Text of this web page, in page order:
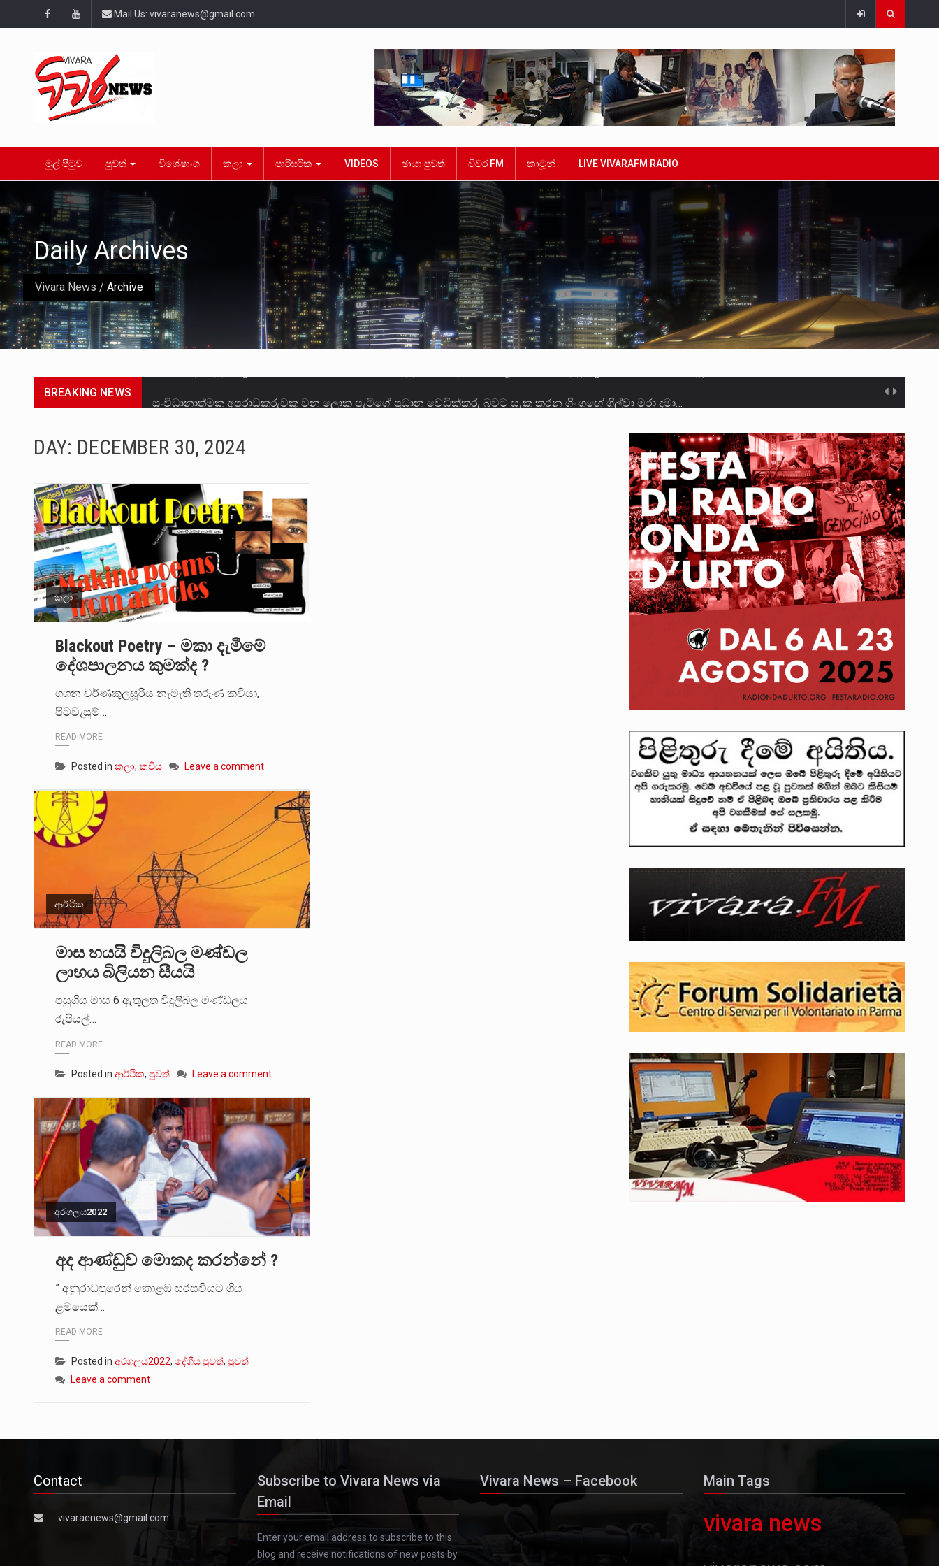
Mail Us: vivaranews@gmail.com
මුල් පිටුව පුවත් විශේෂාංග කලා පාරිසරික VIDEOS ඡායා පුවත් විවර FM කාටූන් LIVE VIVARAFM RADIO
Vivara News / Archive
Daily Archives
BREAKING NEWS
බන්ධනාගාර රැදවියන් 1,021 දෙනෙකු ඉකුත් වසර පහක කාලය තුලදී (2020 ජනවාරි 01 සිට 2025 දෙසැම්බර්…
මහර බන්ධනාගාරයේ අද ඇතිවූ සිද්ධියෙන් තුවාල ලැබූ බව කියන රැඳවියන් ගණන ඉහළ ගොස් තිබේ. ඒ…
අගෝස්තු මස දෙවන ඉරිදා ලිට් රූම් සූම් සංවාදය පැවැත්වෙන්නේ "කතා කරන මහ වැව" නම් නකතාවක්…
ලාල් කාන්ත ඇමතිවරයා අධිකරණ විනිශ්චයකාරවරුන්ගේ විශ්‍රාම යෑමේ වයස සම්බන්ධයෙන් නිහඬව සිටින ලෙස තමාට දැනුම් දුන්…
හිටපු පොලිස්පති පූජිත් ජයසුන්දරට සහ හිටපු ආරක්ෂක අමාත්‍යංශ ලේකම් හේමසිරි ප්‍රනාන්දු විශේෂ ත්‍රිපුද්ගල මහාධිකරණය විසින්…
පසුගිය මැයි මස 31 දිනෙන් අවසන් වූ වසර තුළ ලොව පුරා විවිධ තනතුරු නාම වලින්…
මේ, දන්නා හඳුනන ලියන්නකුගේ නන්නාඳුනන අඩවියක සැරිසරා ලද ආස්වාදනීය මොහොතක සිංහාවලෝකනයකි .කෙටි කවියක දිගු බර…
වත්මන් ආණ්ඩුවේ ප්‍රධාන පාර්ශවකරුවා වන ජනතා විමුක්ති පෙරමුණේ කාලයක පටන් තිබුණු ප්‍රධාන සටන් පාඨයක් වූවේ…
DAY: DECEMBER 30, 2024
කලා
Blackout Poetry – මකා දැමීමේ
දේශපාලනය කුමක්ද ?
ගගන වර්ණකුලසූරිය නැමැති තරුණ කවියා,
පිටවැසුම්…
READ MORE
Posted in කලා, කවිය Leave a comment
ආර්ථික
මාස හයයි විදුලිබල මණ්ඩල
ලාභය බිලියන සීයයි
පසුගිය මාස 6 ඇතුලත විදුලිබල මණ්ඩලය
රුපියල්…
READ MORE
Posted in ආර්ථික, පුවත් Leave a comment
අරගලය2022
අද ආණ්ඩුව මොකද කරන්නේ ?
” අනුරාධපුරෙන් කොළඹ සරසවියට ගිය
ළමයෙක්…
READ MORE
Posted in අරගලය2022, දේශීය පුවත්, පුවත්
Leave a comment
Contact
vivaraenews@gmail.com
Subscribe to Vivara News via
Email
Enter your email address to subscribe to this
blog and receive notifications of new posts by
Vivara News – Facebook Main Tags
vivara news